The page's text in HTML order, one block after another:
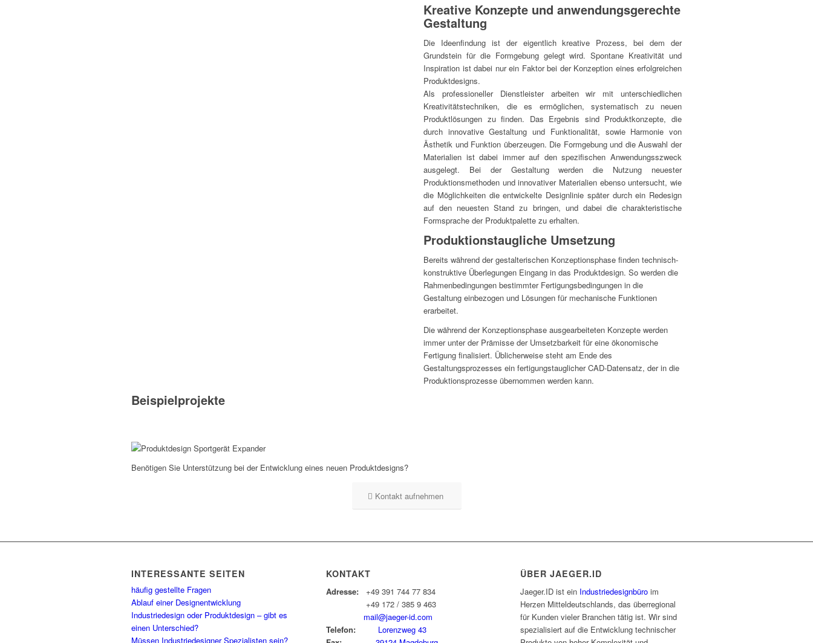
Kreative Konzepte und anwendungsgerechte
Gestaltung
Die Ideenfindung ist der eigentlich kreative Prozess, bei dem der
Grundstein für die Formgebung gelegt wird. Spontane Kreativität und
Inspiration ist dabei nur ein Faktor bei der Konzeption eines erfolgreichen
Produktdesigns.
Als professioneller Dienstleister arbeiten wir mit unterschiedlichen
Kreativitätstechniken, die es ermöglichen, systematisch zu neuen
Produktlösungen zu finden. Das Ergebnis sind Produktkonzepte, die
durch innovative Gestaltung und Funktionalität, sowie Harmonie von
Ästhetik und Funktion überzeugen. Die Formgebung und die Auswahl der
Materialien ist dabei immer auf den spezifischen Anwendungsszweck
ausgelegt. Bei der Gestaltung werden die Nutzung neuester
Produktionsmethoden und innovativer Materialien ebenso untersucht, wie
die Möglichkeiten die entwickelte Designlinie später durch ein Redesign
auf den neuesten Stand zu bringen, und dabei die charakteristische
Formsprache der Produktpalette zu erhalten.
Produktionstaugliche Umsetzung
Bereits während der gestalterischen Konzeptionsphase finden technisch-
konstruktive Überlegungen Eingang in das Produktdesign. So werden die
Rahmenbedingungen bestimmter Fertigungsbedingungen in die
Gestaltung einbezogen und Lösungen für mechanische Funktionen
erarbeitet.
Die während der Konzeptionsphase ausgearbeiteten Konzepte werden
immer unter der Prämisse der Umsetzbarkeit für eine ökonomische
Fertigung finalisiert. Üblicherweise steht am Ende des
Gestaltungsprozesses ein fertigungstauglicher CAD-Datensatz, der in die
Produktionsprozesse übernommen werden kann.
Beispielprojekte
Benötigen Sie Unterstützung bei der Entwicklung eines neuen Produktdesigns?
Kontakt aufnehmen
INTERESSANTE SEITEN
häufig gestellte Fragen
Ablauf einer Designentwicklung
Industriedesign oder Produktdesign – gibt es
einen Unterschied?
Müssen Industriedesigner Spezialisten sein?
KONTAKT
Adresse:
Telefon:
+49 391 744 77 834
+49 172 / 385 9 463
mail@jaeger-id.com
Lorenzweg 43
ÜBER JAEGER.ID
Jaeger.ID ist ein Industriedesignbüro im
Herzen Mitteldeutschlands, das überregional
für Kunden vieler Branchen tätig ist. Wir sind
spezialisiert auf die Entwicklung technischer